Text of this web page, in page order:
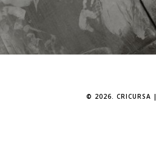
© 2026. CRICURSA |